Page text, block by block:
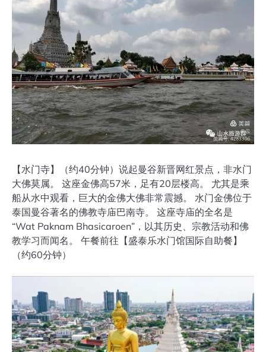
【水门寺】（约40分钟）说起曼谷新晋网红景点，非水门
大佛莫属。 这座金佛高57米，足有20层楼高。 尤其是乘
船从水中观看，巨大的金佛大佛非常震撼。 水门金佛位于
泰国曼谷著名的佛教寺庙巴南寺。 这座寺庙的全名是
“Wat Paknam Bhasicaroen”，以其历史、宗教活动和佛
教学习而闻名。 午餐前往【盛泰乐水门馆国际自助餐】
（约60分钟）